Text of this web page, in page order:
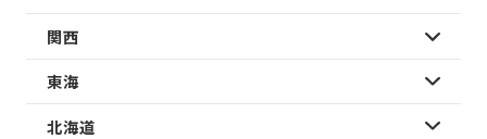
関西
東海
北海道